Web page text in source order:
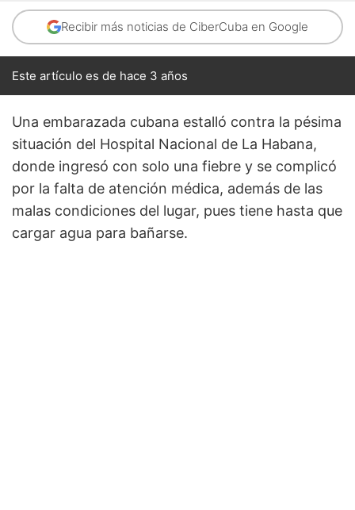
Recibir más noticias de CiberCuba en Google
Este artículo es de hace 3 años
Una embarazada cubana estalló contra la pésima
situación del Hospital Nacional de La Habana,
donde ingresó con solo una fiebre y se complicó
por la falta de atención médica, además de las
malas condiciones del lugar, pues tiene hasta que
cargar agua para bañarse.